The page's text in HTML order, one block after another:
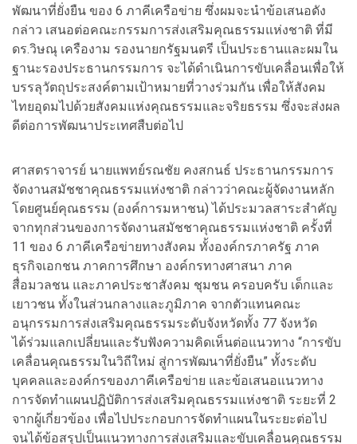
พัฒนาที่ยั่งยืน ของ 6 ภาคีเครือข่าย ซึ่งผมจะนำข้อเสนอดัง
กล่าว เสนอต่อคณะกรรมการส่งเสริมคุณธรรมแห่งชาติ ที่มี
ดร.วิษณุ เครืองาม รองนายกรัฐมนตรี เป็นประธานและผมใน
ฐานะรองประธานกรรมการ จะได้ดำเนินการขับเคลื่อนเพื่อให้
บรรลุวัตถุประสงค์ตามเป้าหมายที่วางร่วมกัน เพื่อให้สังคม
ไทยอุดมไปด้วยสังคมแห่งคุณธรรมและจริยธรรม ซึ่งจะส่งผล
ดีต่อการพัฒนาประเทศสืบต่อไป
ศาสตราจารย์ นายแพทย์รณชัย คงสกนธ์ ประธานกรรมการ
จัดงานสมัชชาคุณธรรมแห่งชาติ กล่าวว่าคณะผู้จัดงานหลัก
โดยศูนย์คุณธรรม (องค์การมหาชน) ได้ประมวลสาระสำคัญ
จากทุกส่วนของการจัดงานสมัชชาคุณธรรมแห่งชาติ ครั้งที่
11 ของ 6 ภาคีเครือข่ายทางสังคม ทั้งองค์กรภาครัฐ ภาค
ธุรกิจเอกชน ภาคการศึกษา องค์กรทางศาสนา ภาค
สื่อมวลชน และภาคประชาสังคม ชุมชน ครอบครับ เด็กและ
เยาวชน ทั้งในส่วนกลางและภูมิภาค จากตัวแทนคณะ
อนุกรรมการส่งเสริมคุณธรรมระดับจังหวัดทั้ง 77 จังหวัด
ได้ร่วมแลกเปลี่ยนและรับฟังความคิดเห็นต่อแนวทาง “การขับ
เคลื่อนคุณธรรมในวิถีใหม่ สู่การพัฒนาที่ยั่งยืน” ทั้งระดับ
บุคคลและองค์กรของภาคีเครือข่าย และข้อเสนอแนวทาง
การจัดทำแผนปฏิบัติการส่งเสริมคุณธรรมแห่งชาติ ระยะที่ 2
จากผู้เกี่ยวข้อง เพื่อไปประกอบการจัดทำแผนในระยะต่อไป
จนได้ข้อสรุปเป็นแนวทางการส่งเสริมและขับเคลื่อนคุณธรรม